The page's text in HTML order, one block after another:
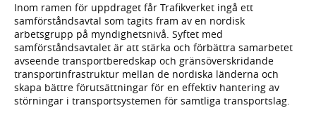
Inom ramen för uppdraget får Trafikverket ingå ett
samförståndsavtal som tagits fram av en nordisk
arbetsgrupp på myndighetsnivå. Syftet med
samförståndsavtalet är att stärka och förbättra samarbetet
avseende transportberedskap och gränsöverskridande
transportinfrastruktur mellan de nordiska länderna och
skapa bättre förutsättningar för en effektiv hantering av
störningar i transportsystemen för samtliga transportslag.